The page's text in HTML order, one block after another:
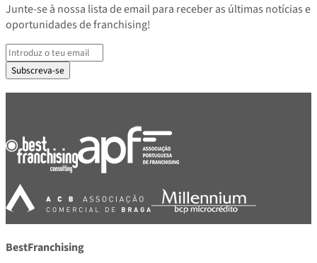
Junte-se à nossa lista de email para receber as últimas notícias e
oportunidades de franchising!
Subscreva-se
BestFranchising